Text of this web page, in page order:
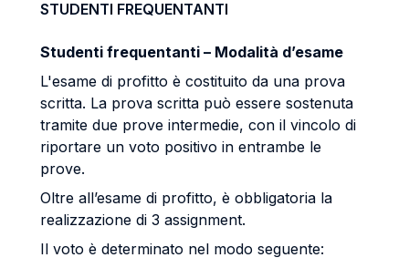
STUDENTI FREQUENTANTI
Studenti frequentanti – Modalità d’esame
L'esame di profitto è costituito da una prova
scritta. La prova scritta può essere sostenuta
tramite due prove intermedie, con il vincolo di
riportare un voto positivo in entrambe le
prove.
Oltre all’esame di profitto, è obbligatoria la
realizzazione di 3 assignment.
Il voto è determinato nel modo seguente: